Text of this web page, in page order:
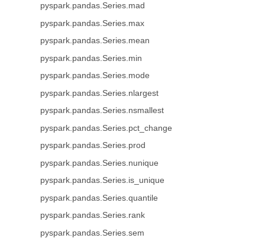
pyspark.pandas.Series.mad
pyspark.pandas.Series.max
pyspark.pandas.Series.mean
pyspark.pandas.Series.min
pyspark.pandas.Series.mode
pyspark.pandas.Series.nlargest
pyspark.pandas.Series.nsmallest
pyspark.pandas.Series.pct_change
pyspark.pandas.Series.prod
pyspark.pandas.Series.nunique
pyspark.pandas.Series.is_unique
pyspark.pandas.Series.quantile
pyspark.pandas.Series.rank
pyspark.pandas.Series.sem